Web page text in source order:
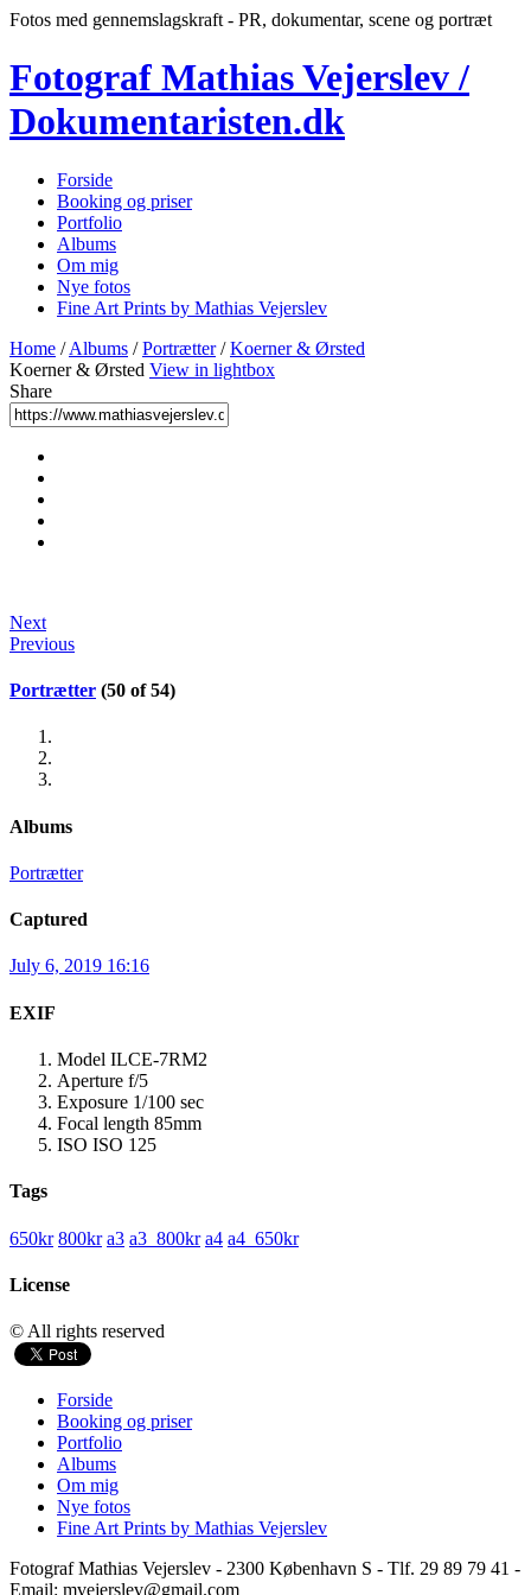
Fotos med gennemslagskraft - PR, dokumentar, scene og portræt
Fotograf Mathias Vejerslev /
Dokumentaristen.dk
Forside
Booking og priser
Portfolio
Albums
Om mig
Nye fotos
Fine Art Prints by Mathias Vejerslev
Home /Albums /Portrætter/Koerner & Ørsted
Koerner & Ørsted View in lightbox
Share
Next
Previous
Portrætter (50 of 54)
Albums
Portrætter
Captured
July 6, 2019 16:16
EXIF
Model ILCE-7RM2
Aperture f/5
Exposure 1/100 sec
Focal length 85mm
ISO ISO 125
Tags
650kr 800kr a3 a3_800kr a4 a4_650kr
License
© All rights reserved
Forside
Booking og priser
Portfolio
Albums
Om mig
Nye fotos
Fine Art Prints by Mathias Vejerslev
Fotograf Mathias Vejerslev - 2300 København S - Tlf. 29 89 79 41 -
Email: mvejerslev@gmail.com